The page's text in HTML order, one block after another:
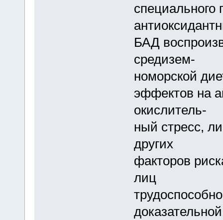
специального
БАД
средизем-
номорской
эффектов на
окислитель-
ный стресс,
других
факторов
лиц
доказательной